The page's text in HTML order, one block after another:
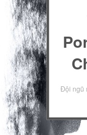
Đội ngũ